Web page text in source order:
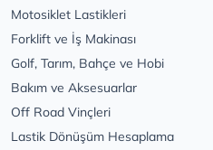
Motosiklet Lastikleri
Forklift ve İş Makinası
Golf, Tarım, Bahçe ve Hobi
Bakım ve Aksesuarlar
Off Road Vinçleri
Lastik Dönüşüm Hesaplama